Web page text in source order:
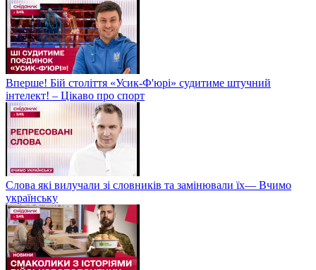
Вперше! Бій століття «Усик-Ф'юрі» судитиме штучний
інтелект! – Цікаво про спорт
Слова які вилучали зі словників та замінювали їх— Вчимо
українську